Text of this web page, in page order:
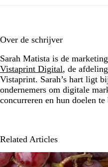
Over de schrijver
Sarah Matista is de
Vistaprint Digital, de
Vistaprint. Sarah’s hart ligt
ondernemers om digitale
concurreren en hun doelen te
Related Articles